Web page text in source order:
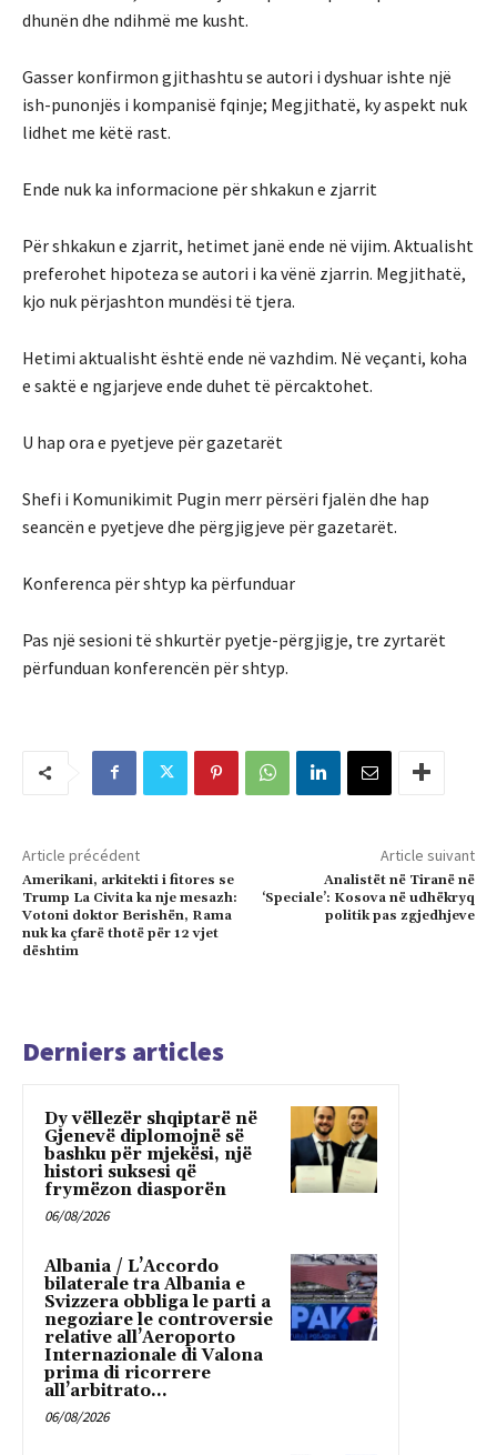
dhunën dhe ndihmë me kusht.
Gasser konfirmon gjithashtu se autori i dyshuar ishte një
ish-punonjës i kompanisë fqinje; Megjithatë, ky aspekt nuk
lidhet me këtë rast.
Ende nuk ka informacione për shkakun e zjarrit
Për shkakun e zjarrit, hetimet janë ende në vijim. Aktualisht
preferohet hipoteza se autori i ka vënë zjarrin. Megjithatë,
kjo nuk përjashton mundësi të tjera.
Hetimi aktualisht është ende në vazhdim. Në veçanti, koha
e saktë e ngjarjeve ende duhet të përcaktohet.
U hap ora e pyetjeve për gazetarët
Shefi i Komunikimit Pugin merr përsëri fjalën dhe hap
seancën e pyetjeve dhe përgjigjeve për gazetarët.
Konferenca për shtyp ka përfunduar
Pas një sesioni të shkurtër pyetje-përgjigje, tre zyrtarët
përfunduan konferencën për shtyp.
Article précédent
Amerikani, arkitekti i fitores se
Trump La Civita ka nje mesazh:
Votoni doktor Berishën, Rama
nuk ka çfarë thotë për 12 vjet
dështim
Article suivant
Analistët në Tiranë në
‘Speciale’: Kosova në udhëkryq
politik pas zgjedhjeve
Derniers articles
Dy vëllezër shqiptarë në
Gjenevë diplomojnë së
bashku për mjekësi, një
histori suksesi që
frymëzon diasporën
06/08/2026
Albania / L’Accordo
bilaterale tra Albania e
Svizzera obbliga le parti a
negoziare le controversie
relative all’Aeroporto
Internazionale di Valona
prima di ricorrere
all’arbitrato...
06/08/2026